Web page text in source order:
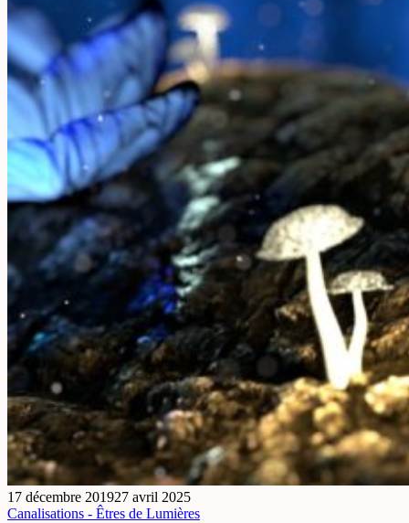
17 décembre 201927 avril 2025
Canalisations - Êtres de Lumières